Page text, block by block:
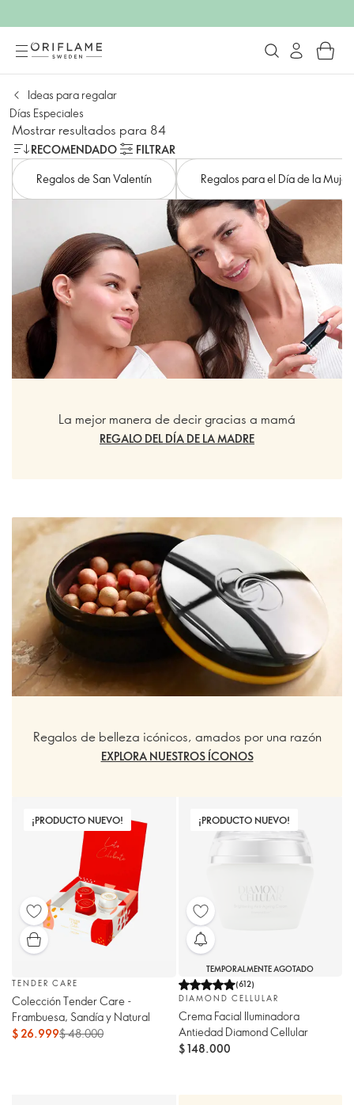
Ideas para regalar
Días Especiales
Mostrar resultados para 84
RECOMENDADO
FILTRAR
Regalos de San Valentín
Regalos para el Día de la Mujer
La mejor manera de decir gracias a mamá
REGALO DEL DÍA DE LA MADRE
Regalos de belleza icónicos, amados por una razón
EXPLORA NUESTROS ÍCONOS
¡PRODUCTO NUEVO!
TENDER CARE
Colección Tender Care -
Frambuesa, Sandía y Natural
$ 26.999$ 48.000
¡PRODUCTO NUEVO!
TEMPORALMENTE AGOTADO
(612)
DIAMOND CELLULAR
Crema Facial Iluminadora
Antiedad Diamond Cellular
$ 148.000